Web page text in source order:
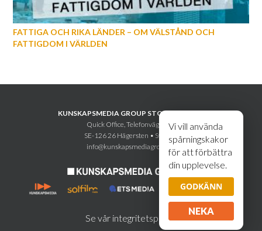
Vi vill använda
spårningskakor
för att förbättra
din upplevelse.
GODKÄNN
NEKA
FATTIGA OCH RIKA LÄNDER – OM VÄLSTÅND OCH
FATTIGDOM I VÄRLDEN
KUNSKAPSMEDIA GROUP STOCKHOLM AB
Quick Office, Telefonvägen 30
SE-126 26 Hägersten • Sweden
info@kunskapsmediagroup.se
Se vår integritetspolicy